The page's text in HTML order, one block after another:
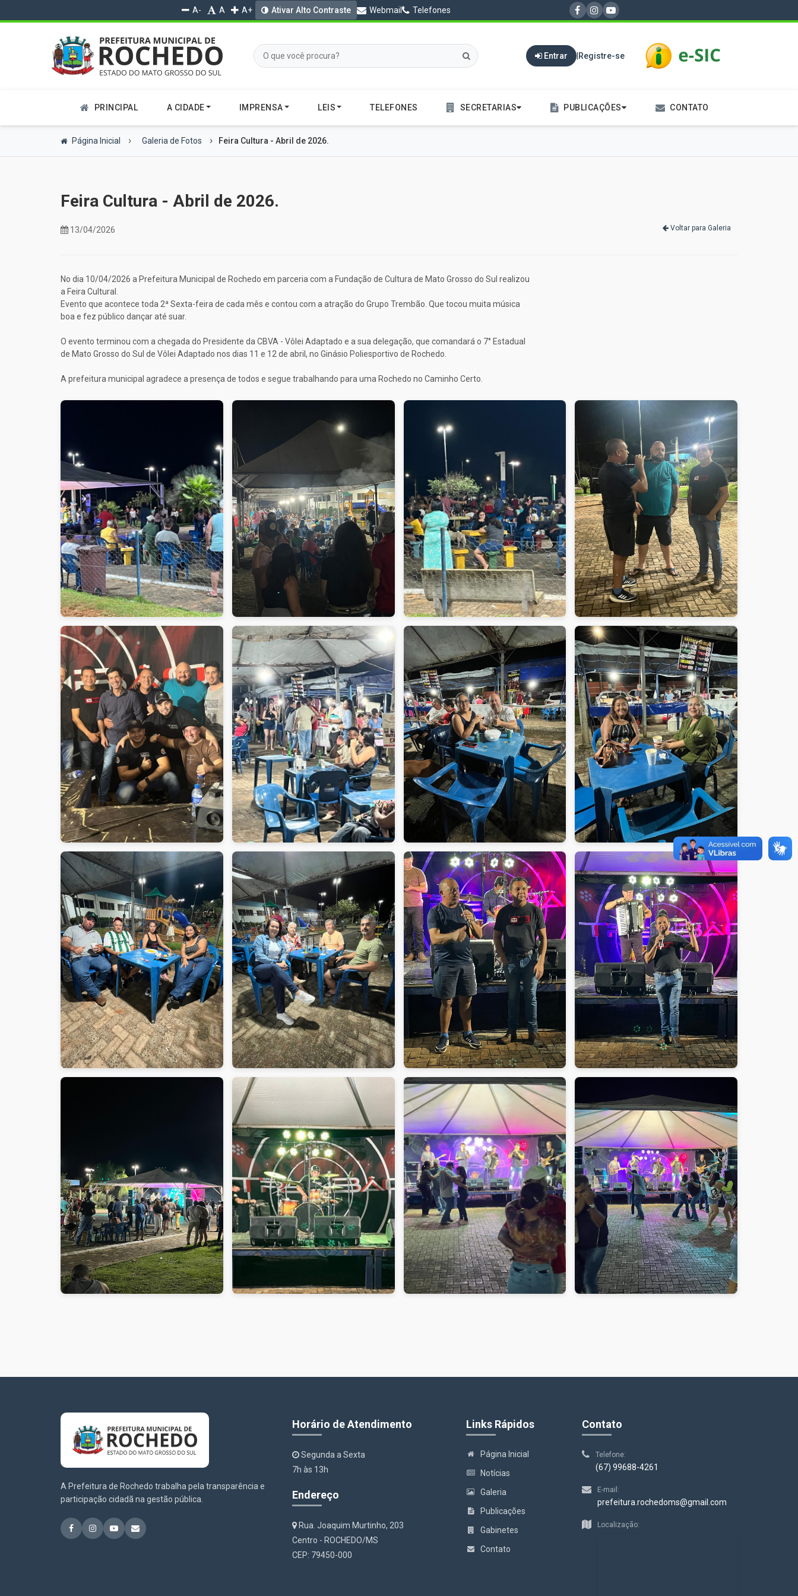
A- A A+ Ativar Alto Contraste Webmail Telefones
Entrar Registre-se
PRINCIPAL A CIDADE IMPRENSA LEIS TELEFONES SECRETARIAS PUBLICAÇÕES CONTATO
Página Inicial Galeria de Fotos Feira Cultura - Abril de 2026.
Feira Cultura - Abril de 2026.
13/04/2026 Voltar para Galeria
No dia 10/04/2026 a Prefeitura Municipal de Rochedo em parceria com a Fundação de Cultura de Mato Grosso do Sul realizou
a Feira Cultural.
Evento que acontece toda 2ª Sexta-feira de cada mês e contou com a atração do Grupo Trembão. Que tocou muita música
boa e fez público dançar até suar.
O evento terminou com a chegada do Presidente da CBVA - Vôlei Adaptado e a sua delegação, que comandará o 7° Estadual
de Mato Grosso do Sul de Vôlei Adaptado nos dias 11 e 12 de abril, no Ginásio Poliesportivo de Rochedo.
A prefeitura municipal agradece a presença de todos e segue trabalhando para uma Rochedo no Caminho Certo.
A Prefeitura de Rochedo trabalha pela transparência e
participação cidadã na gestão pública.
Horário de Atendimento
Segunda a Sexta
7h às 13h
Endereço
Rua. Joaquim Murtinho, 203
Centro - ROCHEDO/MS
CEP: 79450-000
Links Rápidos
Página Inicial
Notícias
Galeria
Publicações
Gabinetes
Contato
Contato
Telefone:
(67) 99688-4261
E-mail:
prefeitura.rochedoms@gmail.com
Localização: